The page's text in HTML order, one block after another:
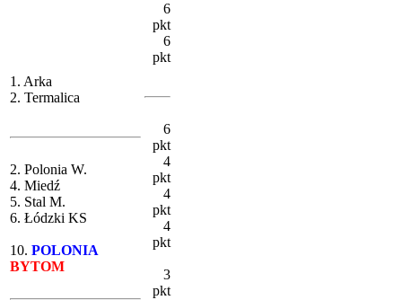
1. Arka
2. Termalica
2. Polonia W.
4. Miedź
5. Stal M.
6. Łódzki KS
10. POLONIA
BYTOM
6
pkt
6
pkt
6
pkt
4
pkt
4
pkt
4
pkt
3
pkt